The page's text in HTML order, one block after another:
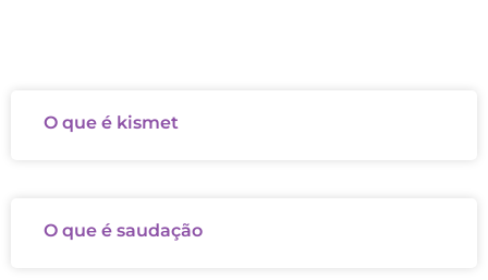
O que é kismet
O que é saudação